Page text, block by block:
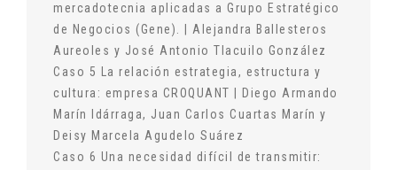
mercadotecnia aplicadas a Grupo Estratégico
de Negocios (Gene). | Alejandra Ballesteros
Aureoles y José Antonio Tlacuilo González
Caso 5 La relación estrategia, estructura y
cultura: empresa CROQUANT | Diego Armando
Marín Idárraga, Juan Carlos Cuartas Marín y
Deisy Marcela Agudelo Suárez
Caso 6 Una necesidad difícil de transmitir: